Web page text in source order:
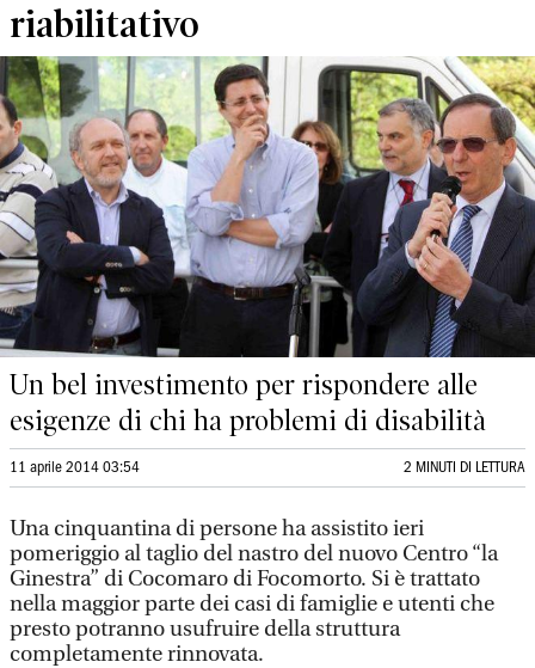
riabilitativo
Un bel investimento per rispondere alle
esigenze di chi ha problemi di disabilità
11 aprile 2014 03:54 2 MINUTI DI LETTURA
Una cinquantina di persone ha assistito ieri
pomeriggio al taglio del nastro del nuovo Centro “la
Ginestra” di Cocomaro di Focomorto. Si è trattato
nella maggior parte dei casi di famiglie e utenti che
presto potranno usufruire della struttura
completamente rinnovata.